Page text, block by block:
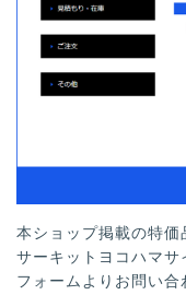
本ショップ掲載の特
サーキットヨコハマサ
フォームよりお問い合